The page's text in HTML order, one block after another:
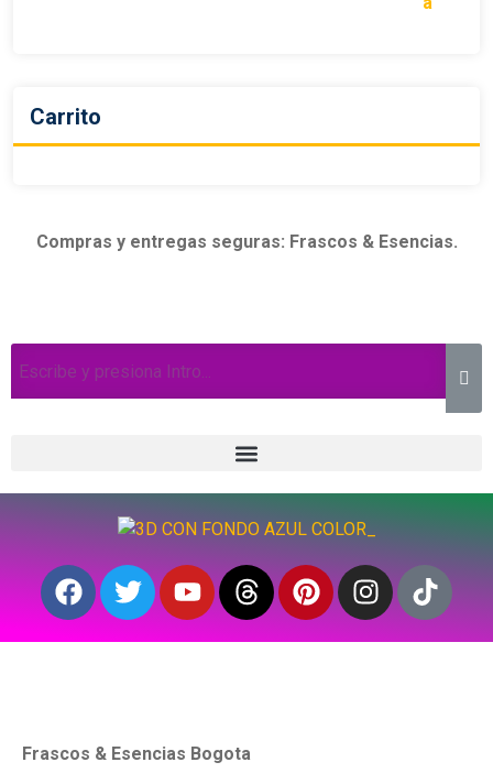
Carrito
Compras y entregas seguras: Frascos & Esencias.
Frascos & Esencias Bogota